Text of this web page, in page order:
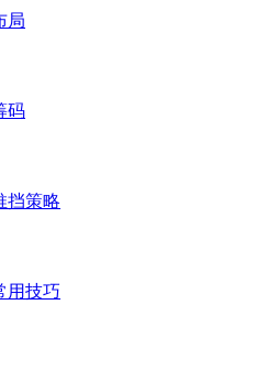
局
码
挡策略
用技巧